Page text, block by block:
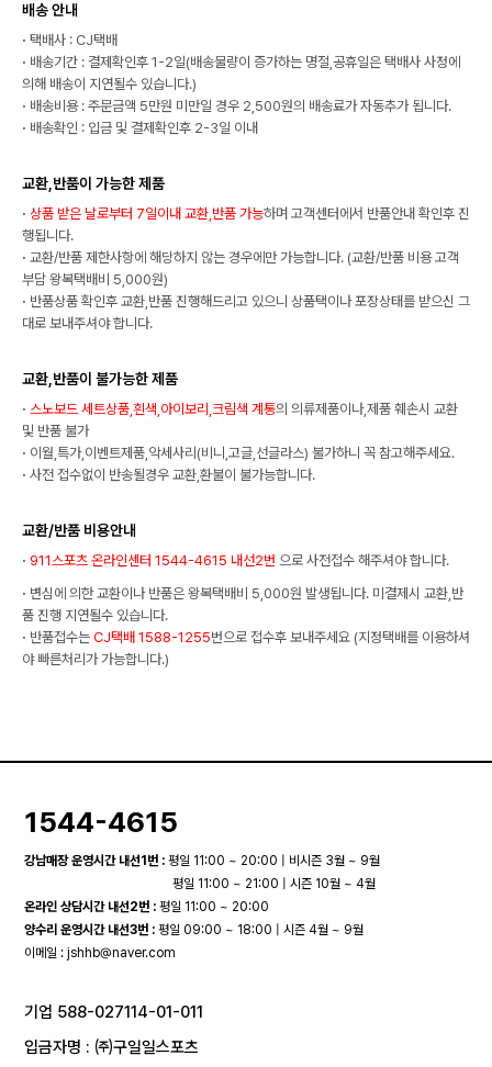
배송 안내
· 택배사 : CJ택배
· 배송기간 : 결제확인후 1-2일(배송물량이 증가하는 명절,공휴일은 택배사 사정에
의해 배송이 지연될수 있습니다.)
· 배송비용 : 주문금액 5만원 미만일 경우 2,500원의 배송료가 자동추가 됩니다.
· 배송확인 : 입금 및 결제확인후 2-3일 이내
교환,반품이 가능한 제품
· 상품 받은 날로부터 7일이내 교환,반품 가능하며 고객센터에서 반품안내 확인후 진
행됩니다.
· 교환/반품 제한사항에 해당하지 않는 경우에만 가능합니다. (교환/반품 비용 고객
부담 왕복택배비 5,000원)
· 반품상품 확인후 교환,반품 진행해드리고 있으니 상품택이나 포장상태를 받으신 그
대로 보내주셔야 합니다.
교환,반품이 불가능한 제품
· 스노보드 세트상품,흰색,아이보리,크림색 계통의 의류제품이나,제품 훼손시 교환
및 반품 불가
· 이월,특가,이벤트제품,악세사리(비니,고글,선글라스) 불가하니 꼭 참고해주세요.
· 사전 접수없이 반송될경우 교환,환불이 불가능합니다.
교환/반품 비용안내
· 911스포츠 온라인센터 1544-4615 내선2번 으로 사전접수 해주셔야 합니다.
· 변심에 의한 교환이나 반품은 왕복택배비 5,000원 발생됩니다. 미결제시 교환,반
품 진행 지연될수 있습니다.
· 반품접수는 CJ택배 1588-1255번으로 접수후 보내주세요 (지정택배를 이용하셔
야 빠른처리가 가능합니다.)
1544-4615
강남매장 운영시간 내선1번 : 평일 11:00 ~ 20:00 | 비시즌 3월 ~ 9월
평일 11:00 ~ 21:00 | 시즌 10월 ~ 4월
온라인 상담시간 내선2번 : 평일 11:00 ~ 20:00
양수리 운영시간 내선3번 : 평일 09:00 ~ 18:00 | 시즌 4월 ~ 9월
이메일 :jshhb@naver.com
기업 588-027114-01-011
입금자명 : ㈜구일일스포츠